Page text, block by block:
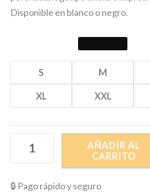
Disponible en blanco o negro.
S M
XL XXL
AÑADIR AL
CARRITO
🔒 Pago rápido y seguro